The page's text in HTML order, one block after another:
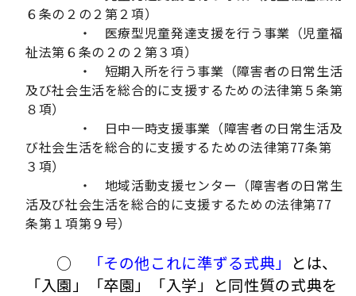
６条の２の２第２項）
・ 医療型児童発達支援を行う事業（児童福
祉法第６条の２の２第３項）
・ 短期入所を行う事業（障害者の日常生活
及び社会生活を総合的に支援するための法律第５条第
８項）
・ 日中一時支援事業（障害者の日常生活及
び社会生活を総合的に支援するための法律第77条第
３項）
・ 地域活動支援センター（障害者の日常生
活及び社会生活を総合的に支援するための法律第77
条第１項第９号）
○ 「その他これに準ずる式典」
とは、
「入園」「卒園」「入学」と同性質の式典を